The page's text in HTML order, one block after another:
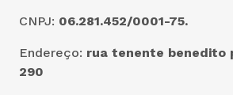
CNPJ: 06.281.452/0001-75.
Endereço: rua tenente benedito
290